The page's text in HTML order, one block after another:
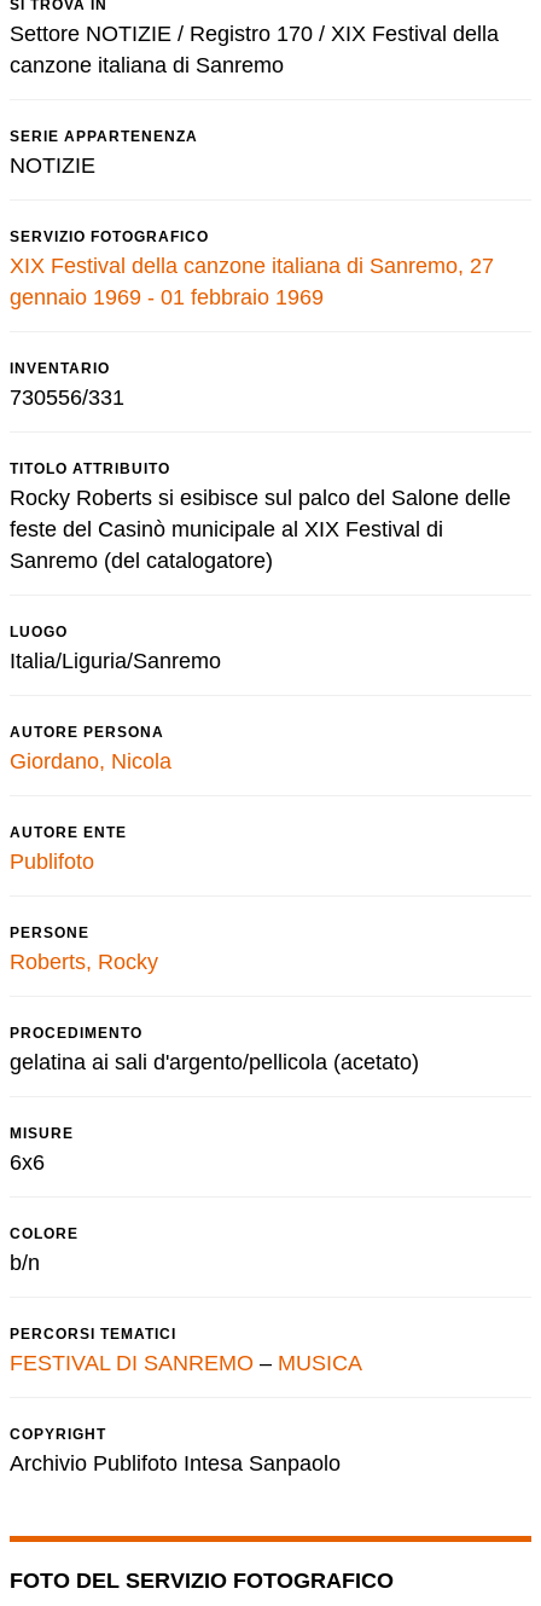
SI TROVA IN
Settore NOTIZIE / Registro 170 / XIX Festival della
canzone italiana di Sanremo
SERIE APPARTENENZA
NOTIZIE
SERVIZIO FOTOGRAFICO
XIX Festival della canzone italiana di Sanremo, 27
gennaio 1969 - 01 febbraio 1969
INVENTARIO
730556/331
TITOLO ATTRIBUITO
Rocky Roberts si esibisce sul palco del Salone delle
feste del Casinò municipale al XIX Festival di
Sanremo (del catalogatore)
LUOGO
Italia/Liguria/Sanremo
AUTORE PERSONA
Giordano, Nicola
AUTORE ENTE
Publifoto
PERSONE
Roberts, Rocky
PROCEDIMENTO
gelatina ai sali d'argento/pellicola (acetato)
MISURE
6x6
COLORE
b/n
PERCORSI TEMATICI
FESTIVAL DI SANREMO – MUSICA
COPYRIGHT
Archivio Publifoto Intesa Sanpaolo
FOTO DEL SERVIZIO FOTOGRAFICO